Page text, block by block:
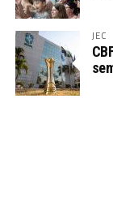
JEC